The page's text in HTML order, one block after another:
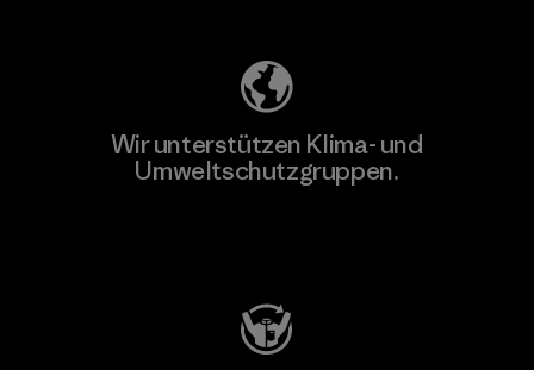
Wir unterstützen Klima- und
Umweltschutzgruppen.